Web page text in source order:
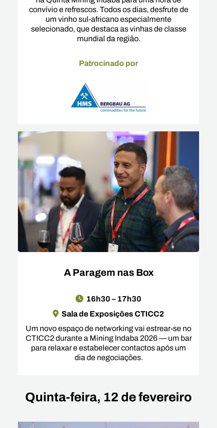
convívio e refrescos. Todos os dias, desfrute de
um vinho sul-africano especialmente
selecionado, que destaca as vinhas de classe
mundial da região.
Patrocinado por
A Paragem nas Box
16h30 – 17h30
Sala de Exposições CTICC2
Um novo espaço de networking vai estrear-se no
CTICC2 durante a Mining Indaba 2026 — um bar
para relaxar e estabelecer contactos após um
dia de negociações.
Quinta-feira, 12 de fevereiro